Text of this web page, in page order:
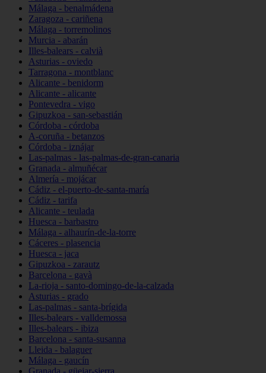
Málaga - benalmádena
Zaragoza - cariñena
Málaga - torremolinos
Murcia - abarán
Illes-balears - calvià
Asturias - oviedo
Tarragona - montblanc
Alicante - benidorm
Alicante - alicante
Pontevedra - vigo
Gipuzkoa - san-sebastián
Córdoba - córdoba
A-coruña - betanzos
Córdoba - iznájar
Las-palmas - las-palmas-de-gran-canaria
Granada - almuñécar
Almería - mojácar
Cádiz - el-puerto-de-santa-maría
Cádiz - tarifa
Alicante - teulada
Huesca - barbastro
Málaga - alhaurín-de-la-torre
Cáceres - plasencia
Huesca - jaca
Gipuzkoa - zarautz
Barcelona - gavà
La-rioja - santo-domingo-de-la-calzada
Asturias - grado
Las-palmas - santa-brígida
Illes-balears - valldemossa
Illes-balears - ibiza
Barcelona - santa-susanna
Lleida - balaguer
Málaga - gaucín
Granada - güejar-sierra